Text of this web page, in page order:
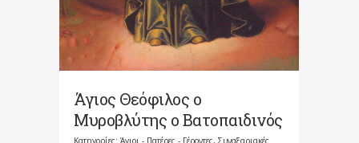
Άγιος Θεόφιλος ο
Μυροβλύτης ο Βατοπαιδινός
Κατηγορίες: Άγιοι - Πατέρες - Γέροντες, Συναξαριακές